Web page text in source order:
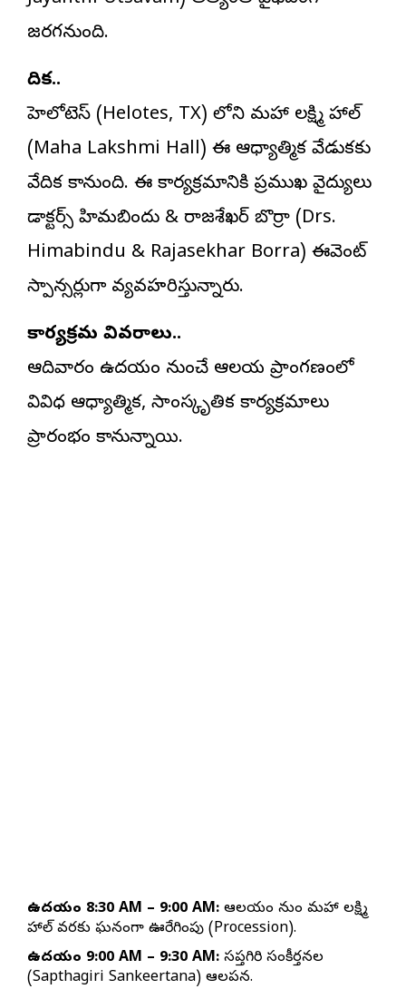
జరగనుంది.
వేదిక..
హెలోటెస్ (Helotes, TX) లోని మహా లక్ష్మి హాల్
(Maha Lakshmi Hall) ఈ ఆధ్యాత్మిక వేడుకకు
వేదిక కానుంది. ఈ కార్యక్రమానికి ప్రముఖ వైద్యులు
డాక్టర్స్ హిమబిందు & రాజశేఖర్ బొర్రా (Drs.
Himabindu & Rajasekhar Borra) ఈవెంట్
స్పాన్సర్లుగా వ్యవహరిస్తున్నారు.
కార్యక్రమ వివరాలు..
ఆదివారం ఉదయం నుంచే ఆలయ ప్రాంగణంలో
వివిధ ఆధ్యాత్మిక, సాంస్కృతిక కార్యక్రమాలు
ప్రారంభం కానున్నాయి.
ఉదయం 8:30 AM – 9:00 AM: ఆలయం నుండి మహా లక్ష్మి
హాల్ వరకు ఘనంగా ఊరేగింపు (Procession).
ఉదయం 9:00 AM – 9:30 AM: సప్తగిరి సంకీర్తనల
(Sapthagiri Sankeertana) ఆలపన.